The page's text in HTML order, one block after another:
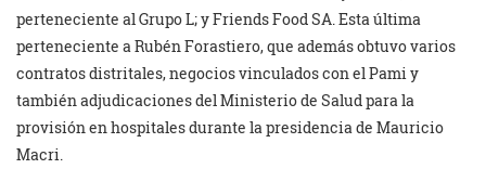
perteneciente al Grupo L; y Friends Food SA. Esta última
perteneciente a Rubén Forastiero, que además obtuvo varios
contratos distritales, negocios vinculados con el Pami y
también adjudicaciones del Ministerio de Salud para la
provisión en hospitales durante la presidencia de Mauricio
Macri.